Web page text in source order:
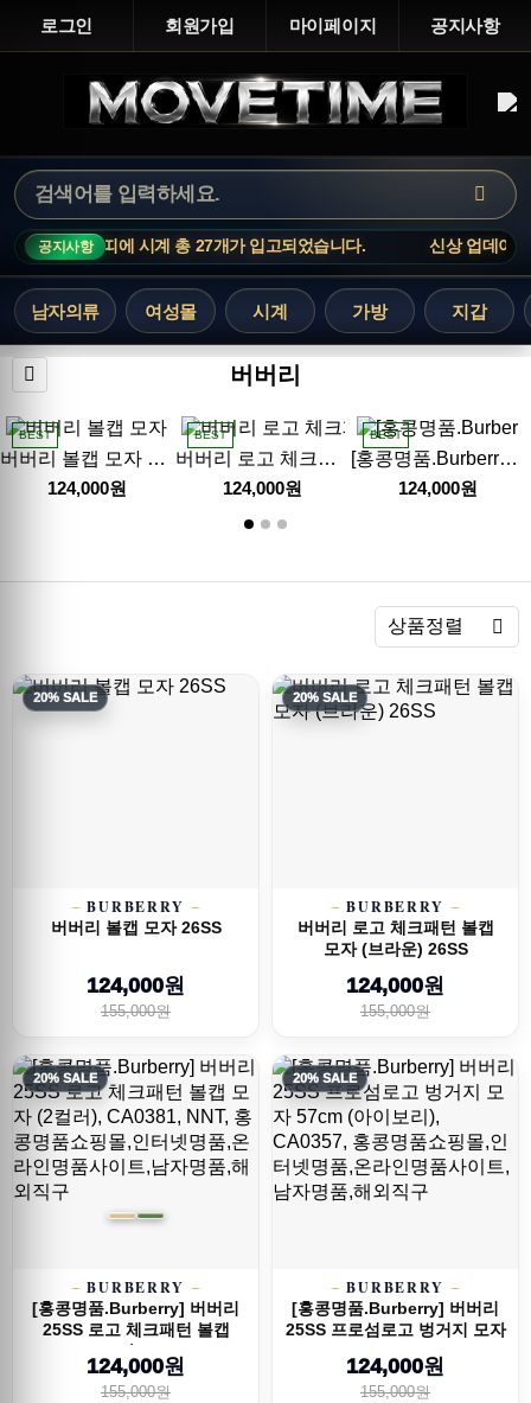
로그인 회원가입 마이페이지 공지사항
공지사항
트 : 까르띠에 시계 총 27개가 입고되었습니다. 신상 업데이트 :
남자의류 여성몰 시계 가방 지갑
버버리
BEST
버버리 볼캡 모자 26SS
124,000원
BEST
버버리 로고 체크패턴 볼캡 모자 (브라운) 26SS
124,000원
BEST
[홍콩명품.Burberry] 버버리 25SS 로고 체크패턴 볼캡 모자 (2컬러), CA0381, NNT, 홍콩명품쇼핑몰,인터넷명품,온라인명품사이트,남자명품,해외직구
124,000원
상품정렬
20% SALE
BURBERRY
버버리 볼캡 모자 26SS
124,000원
155,000원
20% SALE
BURBERRY
버버리 로고 체크패턴 볼캡
모자 (브라운) 26SS
124,000원
155,000원
20% SALE
BURBERRY
[홍콩명품.Burberry] 버버리
25SS 로고 체크패턴 볼캡
모자 (2...
124,000원
155,000원
20% SALE
BURBERRY
[홍콩명품.Burberry] 버버리
25SS 프로섬로고 벙거지 모자
124,000원
155,000원